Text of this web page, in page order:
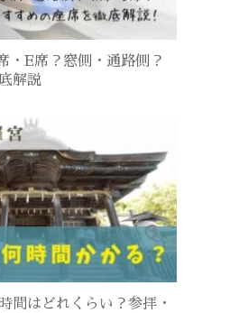
・E席？窓側・通路側？
解説
間はどれくらい？参拝・